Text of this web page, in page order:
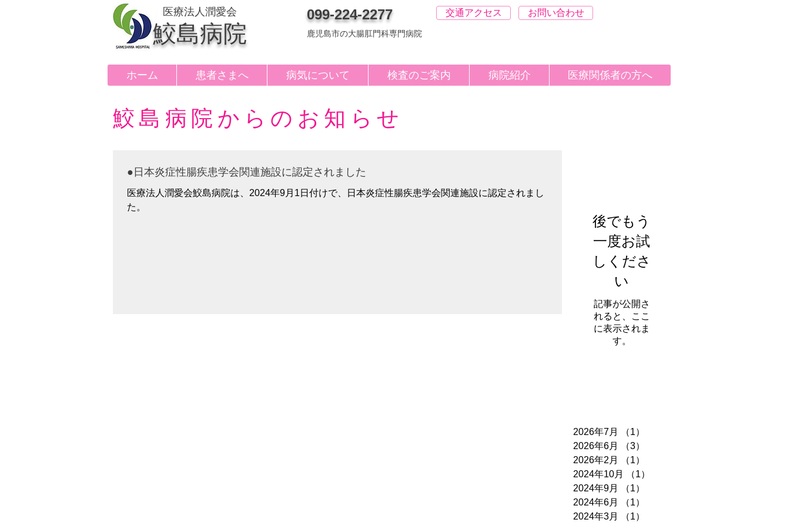
鮫島病院
医療法人潤愛会 099-224-2277 交通アクセス
鹿児島市の大腸肛門科専門病院
お問い合わせ
ホーム 患者さまへ 病気について 検査のご案内 病院紹介 医療関係者の方へ
鮫島病院からのお知らせ
●日本炎症性腸疾患学会関連施設に認定されました
医療法人潤愛会鮫島病院は、2024年9月1日付けで、日本炎症性腸疾患学会関連施設に認定されまし
た。
後でもう
一度お試
しくださ
い
記事が公開さ
れると、ここ
に表示されま
す。
2026年7月 （1）
2026年6月
（3）
2026年2月
（1）
2024年10月
（1）
2024年9月
（1）
2024年6月
（1）
2024年3月
（1）